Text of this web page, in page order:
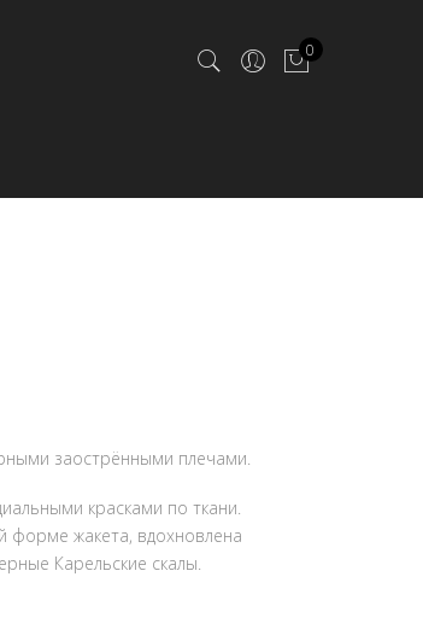
0
заострёнными плечами.
красками по ткани.
форме жакета, вдохновлена
Карельские скалы.